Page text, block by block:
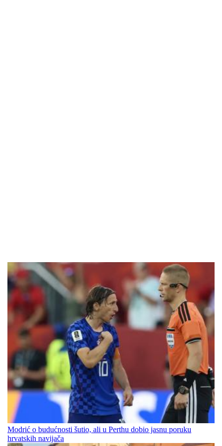
Modrić o budućnosti šutio, ali u Perthu dobio jasnu poruku
hrvatskih navijača